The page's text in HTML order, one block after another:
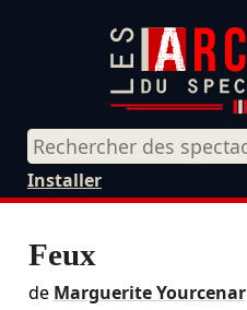
Installer
Feux
de Marguerite Yourcenar